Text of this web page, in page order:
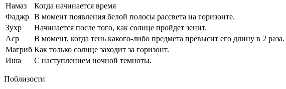
Намаз Когда начинается время
Фаджр В момент появления белой полосы рассвета на горизонте.
Зухр
Начинается после того, как солнце пройдет зенит.
Аср
В момент, когда тень какого-либо предмета превысит его длину в 2 раза.
Магриб Как только солнце заходит за горизонт.
Иша
С наступлением ночной темноты.
Поблизости